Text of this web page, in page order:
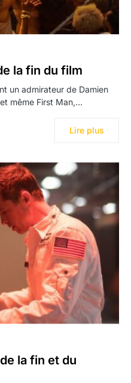
la fin du film
un admirateur de Damien
même First Man,…
Lire plus
la fin et du